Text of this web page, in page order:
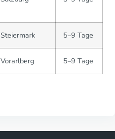
Steiermark 5–9 Tage
Vorarlberg 5–9 Tage